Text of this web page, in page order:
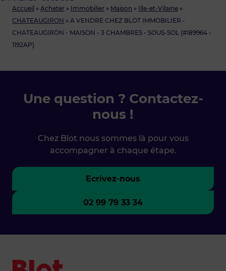
Accueil » Acheter » Immobilier » Maison » Ille-et-Vilaine »
CHATEAUGIRON » A VENDRE CHEZ BLOT IMMOBILIER -
CHATEAUGIRON - MAISON - 3 CHAMBRES - SOUS-SOL (#189964 -
1192AP)
Une question ? Contactez-
nous !
Chez Blot nous sommes là pour vous
accompagner à chaque étape.
Ecrivez-nous
02 99 79 33 34